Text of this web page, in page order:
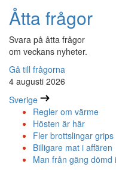
Åtta frågor
Svara på åtta frågor
om veckans nyheter.
Gå till frågorna
4 augusti 2026
Sverige
Regler om värme
Hösten är här
Fler brottslingar grips
Billigare mat i affären
Man från gäng dömd